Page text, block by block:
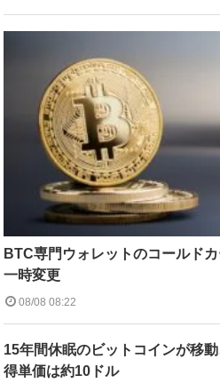
BTC専門ウォレットのコールド
一時変更
08/08 08:22
15年間休眠のビットコインが移
得単価は約10ドル